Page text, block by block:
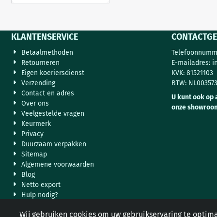
KLANTENSERVICE
Betaalmethoden
Retourneren
Eigen koeriersdienst
Verzending
Contact en adres
Over ons
Veelgestelde vragen
Keurmerk
Privacy
Duurzaam verpakken
Sitemap
Algemene voorwaarden
Blog
Netto export
Hulp nodig?
E-mailadres:
KVK: 81521103
BTW:
U kunt ook op
onze
Wij gebruiken cookies om uw gebruikservaring te